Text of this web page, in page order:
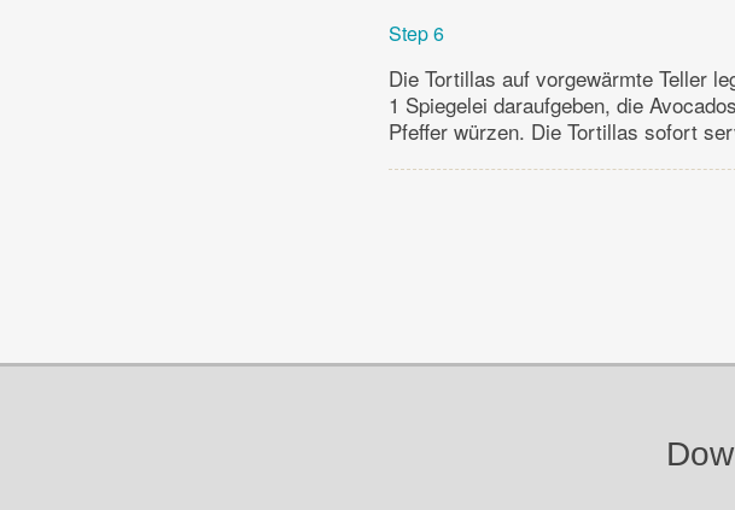
Step 6
Die Tortillas auf vorgewärmte Teller
1 Spiegelei daraufgeben, die
Pfeffer würzen. Die Tortillas sofort